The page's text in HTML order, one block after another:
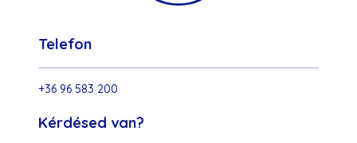
Telefon
+36 96 583 200
Kérdésed van?